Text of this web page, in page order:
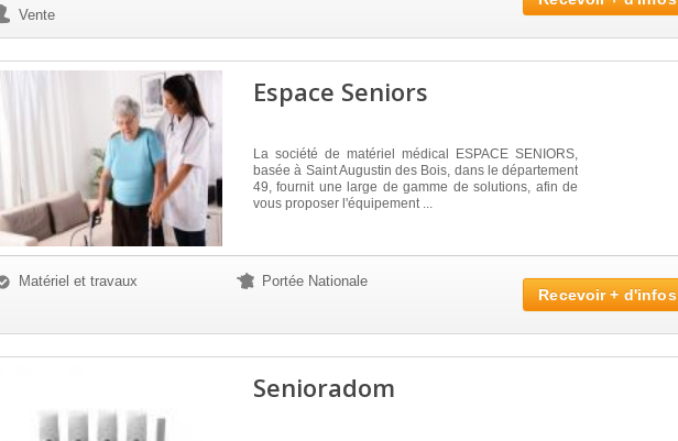
Vente
Espace Seniors
La société de matériel médical ESPACE SENIORS,
basée à Saint Augustin des Bois, dans le département
49, fournit une large de gamme de solutions, afin de
vous proposer l'équipement ...
Matériel et travaux Portée Nationale
Recevoir + d'infos
Senioradom